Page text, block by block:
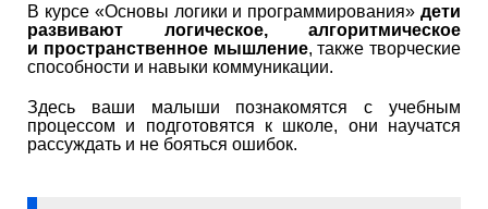
В курсе «Основы логики и программирования» дети
развивают логическое, алгоритмическое
и пространственное мышление, также творческие
способности и навыки коммуникации.
Здесь ваши малыши познакомятся с учебным
процессом и подготовятся к школе, они научатся
рассуждать и не бояться ошибок.